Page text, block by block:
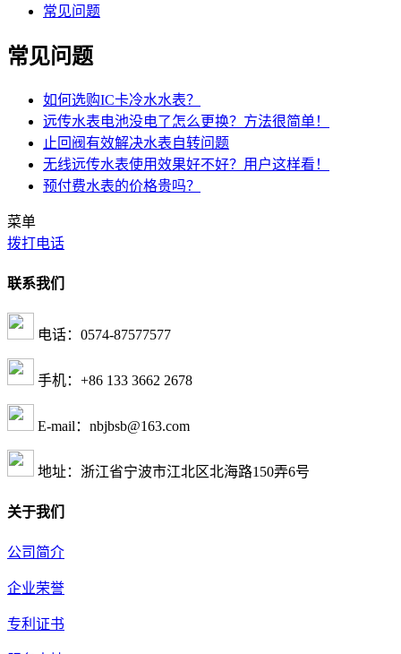
常见问题
常见问题
如何选购IC卡冷水水表？
远传水表电池没电了怎么更换？方法很简单！
止回阀有效解决水表自转问题
无线远传水表使用效果好不好？用户这样看！
预付费水表的价格贵吗？
菜单
拨打电话
联系我们
电话：0574-87577577
手机：+86 133 3662 2678
E-mail：nbjbsb@163.com
地址：浙江省宁波市江北区北海路150弄6号
关于我们
公司简介
企业荣誉
专利证书